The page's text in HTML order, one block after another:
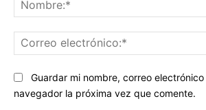
Guardar mi nombre, correo
navegador la próxima vez que comente.